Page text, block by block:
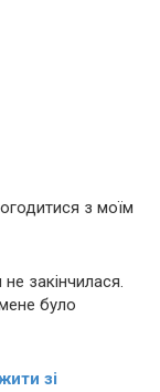
з моїм
закінчилася.
було
зі